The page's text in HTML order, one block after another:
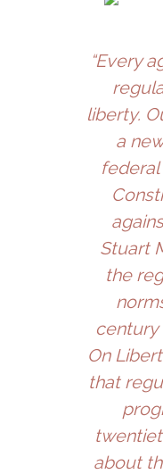
“Every
liberty.
a
Stuart
the
century
On
that
about